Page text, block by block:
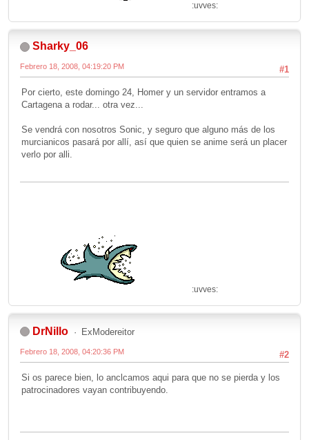
:uvves:
Sharky_06
#1
Febrero 18, 2008, 04:19:20 PM
Por cierto, este domingo 24, Homer y un servidor entramos a
Cartagena a rodar... otra vez...
Se vendrá con nosotros Sonic, y seguro que alguno más de los
murcianicos pasará por allí, así que quien se anime será un placer
verlo por alli.
:uvves:
DrNillo ExModereitor
#2
Febrero 18, 2008, 04:20:36 PM
Si os parece bien, lo anclcamos aqui para que no se pierda y los
patrocinadores vayan contribuyendo.